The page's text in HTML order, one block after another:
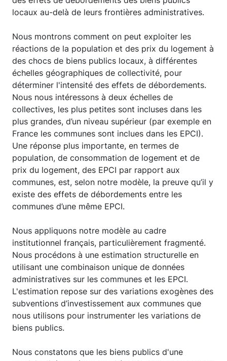
locaux au-delà de leurs frontières administratives.
Nous montrons comment on peut exploiter les
réactions de la population et des prix du logement à
des chocs de biens publics locaux, à différentes
échelles géographiques de collectivité, pour
déterminer l'intensité des effets de débordements.
Nous nous intéressons à deux échelles de
collectives, les plus petites sont incluses dans les
plus grandes, d’un niveau supérieur (par exemple en
France les communes sont inclues dans les EPCI).
Une réponse plus importante, en termes de
population, de consommation de logement et de
prix du logement, des EPCI par rapport aux
communes, est, selon notre modèle, la preuve qu’il y
existe des effets de débordements entre les
communes d’une même EPCI.
Nous appliquons notre modèle au cadre
institutionnel français, particulièrement fragmenté.
Nous procédons à une estimation structurelle en
utilisant une combinaison unique de données
administratives sur les communes et les EPCI.
L'estimation repose sur des variations exogènes des
subventions d’investissement aux communes que
nous utilisons pour instrumenter les variations de
biens publics.
Nous constatons que les biens publics d'une